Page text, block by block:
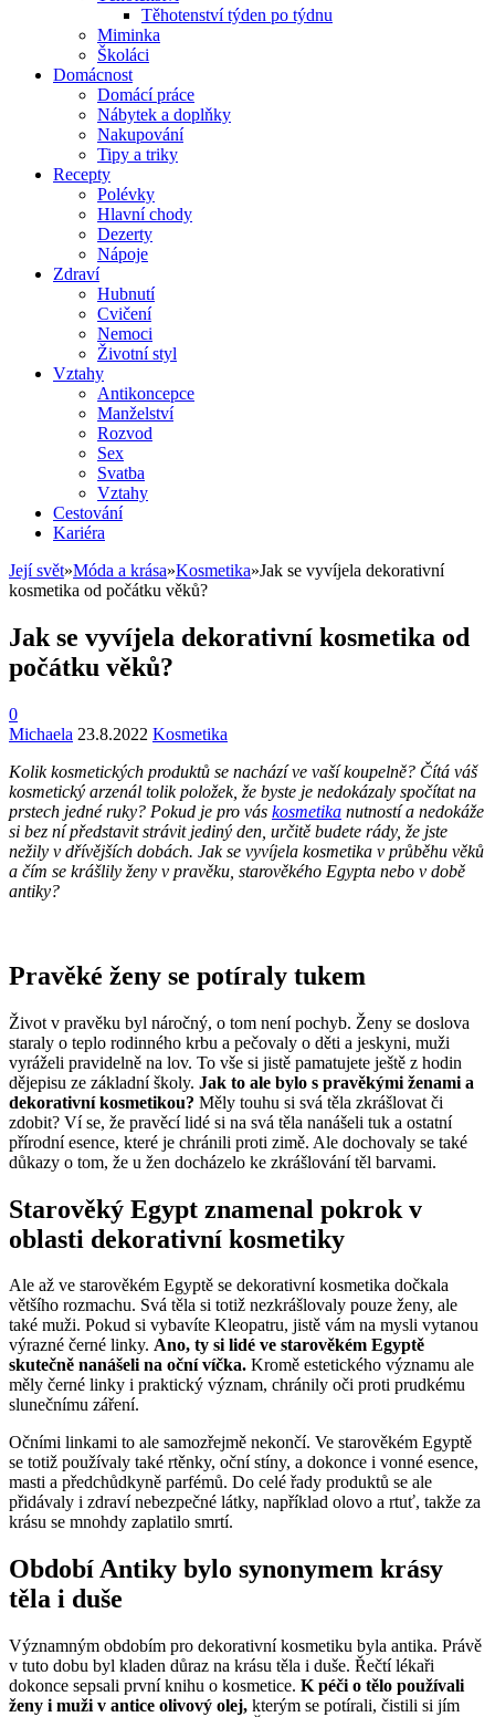
Těhotenství týden po týdnu
Miminka
Školáci
Domácnost
Domácí práce
Nábytek a doplňky
Nakupování
Tipy a triky
Recepty
Polévky
Hlavní chody
Dezerty
Nápoje
Zdraví
Hubnutí
Cvičení
Nemoci
Životní styl
Vztahy
Antikoncepce
Manželství
Rozvod
Sex
Svatba
Vztahy
Cestování
Kariéra
Její svět»Móda a krása»Kosmetika»Jak se vyvíjela dekorativní
kosmetika od počátku věků?
Jak se vyvíjela dekorativní kosmetika od
počátku věků?
0
Michaela 23.8.2022 Kosmetika
Kolik kosmetických produktů se nachází ve vaší koupelně? Čítá váš
kosmetický arzenál tolik položek, že byste je nedokázaly spočítat na
prstech jedné ruky? Pokud je pro vás kosmetika nutností a nedokáže
si bez ní představit strávit jediný den, určitě budete rády, že jste
nežily v dřívějších dobách. Jak se vyvíjela kosmetika v průběhu věků
a čím se krášlily ženy v pravěku, starověkého Egypta nebo v době
antiky?
Pravěké ženy se potíraly tukem
Život v pravěku byl náročný, o tom není pochyb. Ženy se doslova
staraly o teplo rodinného krbu a pečovaly o děti a jeskyni, muži
vyráželi pravidelně na lov. To vše si jistě pamatujete ještě z hodin
dějepisu ze základní školy. Jak to ale bylo s pravěkými ženami a
dekorativní kosmetikou? Měly touhu si svá těla zkrášlovat či
zdobit? Ví se, že pravěcí lidé si na svá těla nanášeli tuk a ostatní
přírodní esence, které je chránili proti zimě. Ale dochovaly se také
důkazy o tom, že u žen docházelo ke zkrášlování těl barvami.
Starověký Egypt znamenal pokrok v
oblasti dekorativní kosmetiky
Ale až ve starověkém Egyptě se dekorativní kosmetika dočkala
většího rozmachu. Svá těla si totiž nezkrášlovaly pouze ženy, ale
také muži. Pokud si vybavíte Kleopatru, jistě vám na mysli vytanou
výrazné černé linky. Ano, ty si lidé ve starověkém Egyptě
skutečně nanášeli na oční víčka. Kromě estetického významu ale
měly černé linky i praktický význam, chránily oči proti prudkému
slunečnímu záření.
Očními linkami to ale samozřejmě nekončí. Ve starověkém Egyptě
se totiž používaly také rtěnky, oční stíny, a dokonce i vonné esence,
masti a předchůdkyně parfémů. Do celé řady produktů se ale
přidávaly i zdraví nebezpečné látky, například olovo a rtuť, takže za
krásu se mnohdy zaplatilo smrtí.
Období Antiky bylo synonymem krásy
těla i duše
Významným obdobím pro dekorativní kosmetiku byla antika. Právě
v tuto dobu byl kladen důraz na krásu těla i duše. Řečtí lékaři
dokonce sepsali první knihu o kosmetice. K péči o tělo používali
ženy i muži v antice olivový olej, kterým se potírali, čistili si jím